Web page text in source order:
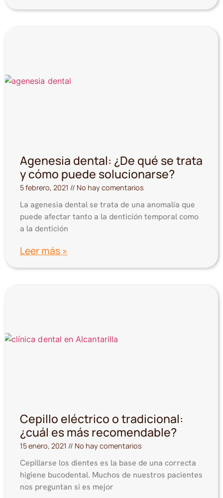
Agenesia dental: ¿De qué se trata
y cómo puede solucionarse?
5 febrero, 2021 No hay comentarios
La agenesia dental se trata de una anomalía que
puede afectar tanto a la dentición temporal como
a la dentición
Leer más »
Cepillo eléctrico o tradicional:
¿cuál es más recomendable?
15 enero, 2021 No hay comentarios
Cepillarse los dientes es la base de una correcta
higiene bucodental. Muchos de nuestros pacientes
nos preguntan si es mejor